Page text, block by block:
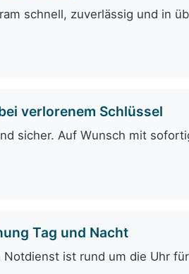
schnell, zuverlässig und in
verlorenem Schlüssel
sicher. Auf Wunsch mit
Tag und Nacht
ist rund um die Uhr